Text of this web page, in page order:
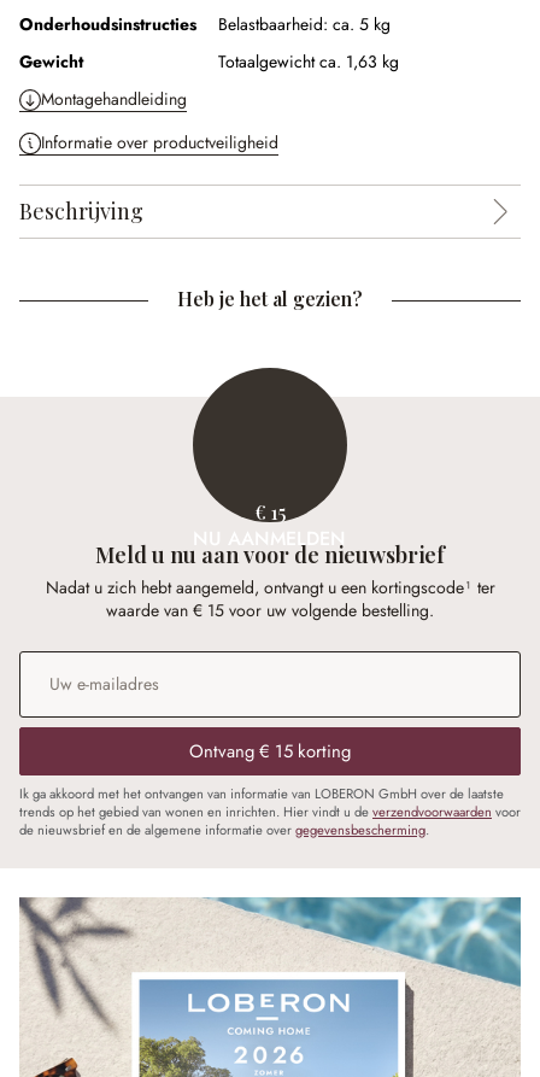
Onderhoudsinstructies
Belastbaarheid: ca. 5 kg
Gewicht
Totaalgewicht ca. 1,63 kg
Montagehandleiding
Informatie over productveiligheid
Beschrijving
Heb je het al gezien?
€ 15
NU AANMELDEN
Meld u nu aan voor de nieuwsbrief
Nadat u zich hebt aangemeld, ontvangt u een kortingscode¹ ter
waarde van € 15 voor uw volgende bestelling.
E-mailadres
Ontvang € 15 korting
Ik ga akkoord met het ontvangen van informatie van LOBERON GmbH over de laatste
trends op het gebied van wonen en inrichten. Hier vindt u deverzendvoorwaarden voor
de nieuwsbrief en de algemene informatie overgegevensbescherming.